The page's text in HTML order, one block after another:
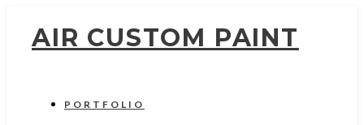
AIR CUSTOM PAINT
PORTFOLIO